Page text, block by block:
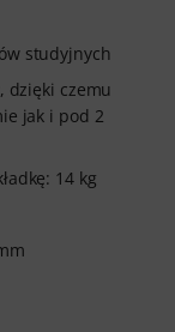
studyjnych
dzięki czemu
jak i pod 2
14 kg